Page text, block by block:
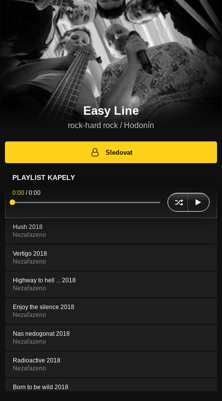
Easy Line
rock-hard rock / Hodonín
Sledovat
PLAYLIST KAPELY
0:00 /0:00
Hush 2018
Nezařazeno
Vertigo 2018
Nezařazeno
Highway to hell ... 2018
Nezařazeno
Enjoy the silence 2018
Nezařazeno
Nas nedogonat 2018
Nezařazeno
Radioactive 2018
Nezařazeno
Born to be wild 2018